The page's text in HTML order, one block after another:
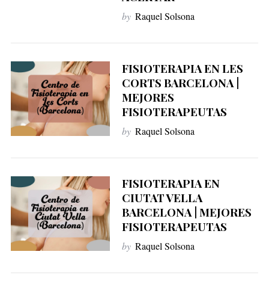
by Raquel Solsona
FISIOTERAPIA EN LES
CORTS BARCELONA |
MEJORES
FISIOTERAPEUTAS
by Raquel Solsona
FISIOTERAPIA EN
CIUTAT VELLA
BARCELONA | MEJORES
FISIOTERAPEUTAS
by Raquel Solsona
e
c
h
f
o
r